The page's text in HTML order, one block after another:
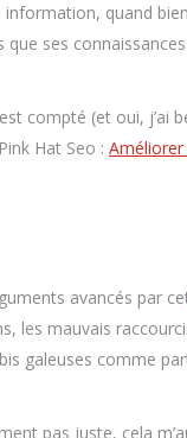
quand
ses
compté (et oui,
Hat Seo :
avancés par
les mauvais
galeuses comme
pas juste, cela